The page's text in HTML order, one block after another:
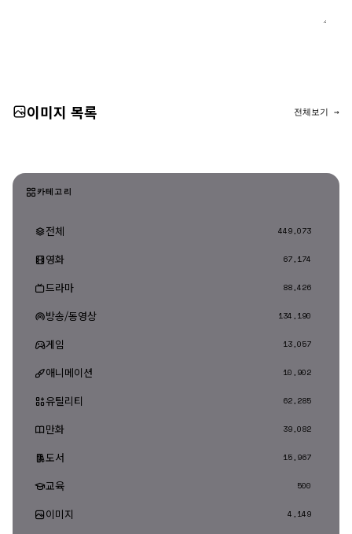
이미지 목록 전체보기 →
카테고리
전체 449,073
영화 67,174
드라마 88,426
방송/동영상 134,190
게임 13,057
애니메이션 10,902
유틸리티 62,285
만화 39,082
도서 15,967
교육 500
이미지 4,149